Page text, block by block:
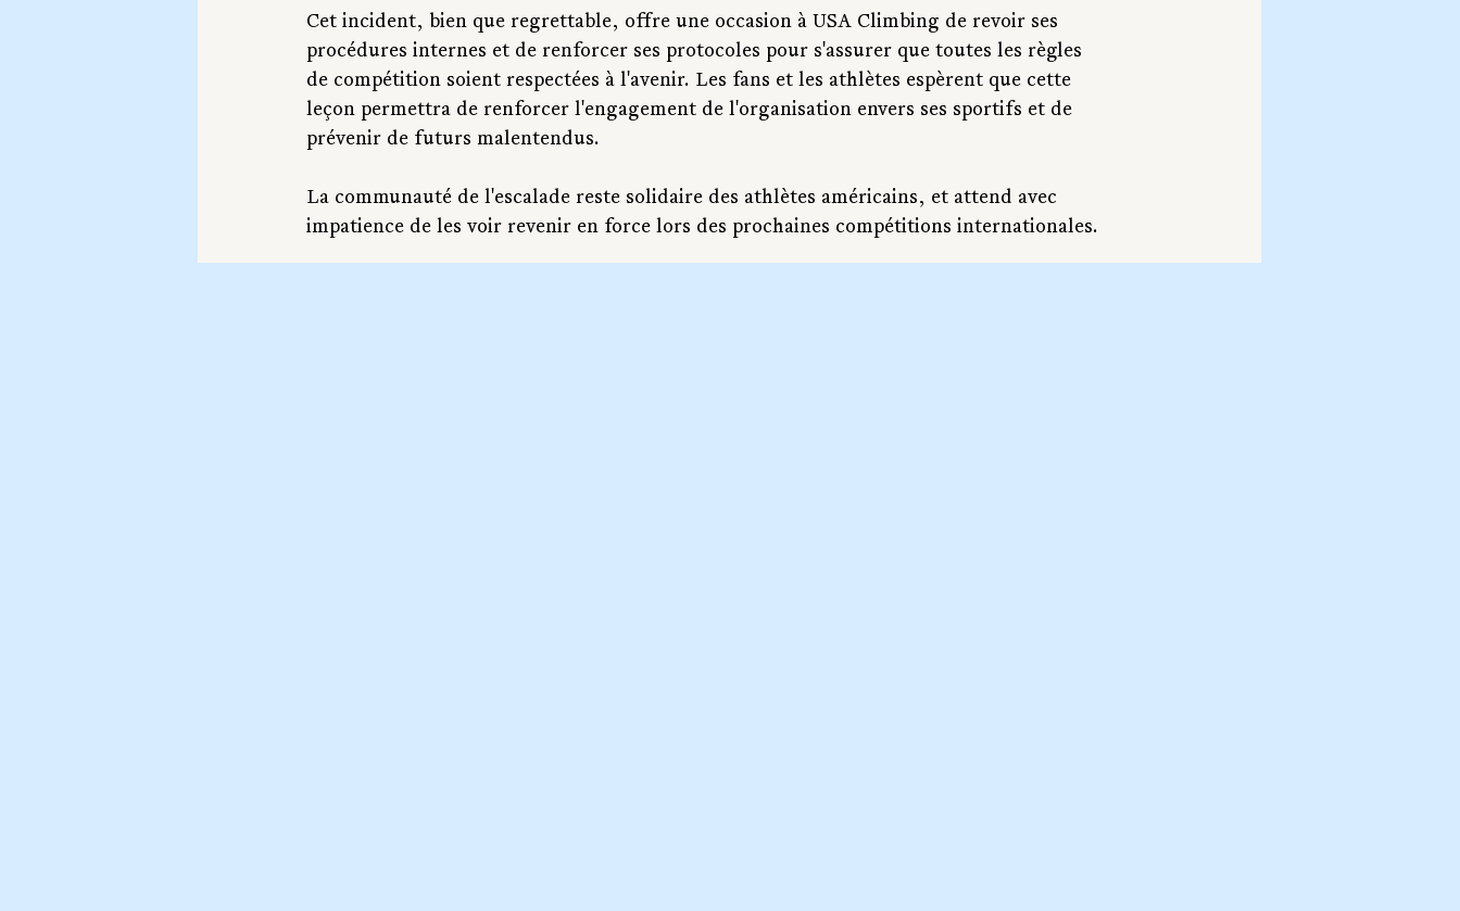
Cet incident, bien que regrettable, offre une occasion à USA Climbing de revoir ses
procédures internes et de renforcer ses protocoles pour s'assurer que toutes les règles
de compétition soient respectées à l'avenir. Les fans et les athlètes espèrent que cette
leçon permettra de renforcer l'engagement de l'organisation envers ses sportifs et de
prévenir de futurs malentendus.
La communauté de l'escalade reste solidaire des athlètes américains, et attend avec
impatience de les voir revenir en force lors des prochaines compétitions internationales.